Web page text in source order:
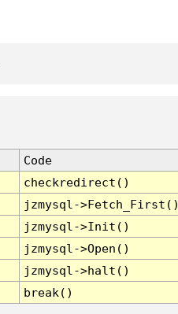
Code
checkredirect()
jzmysql-
jzmysql->Init()
jzmysql->Open()
jzmysql->halt()
break()